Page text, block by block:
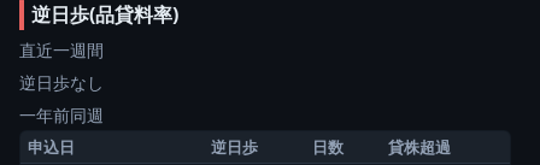
逆日歩(品貸料率)
直近一週間
逆日歩なし
一年前同週
申込日 逆日歩 日数 貸株超過